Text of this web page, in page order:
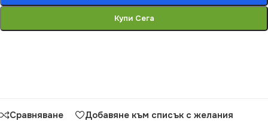
Купи Сега
Сравняване Добавяне към списък с желания